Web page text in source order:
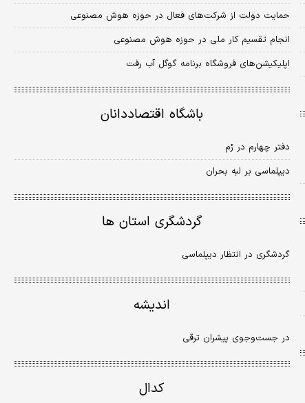
حمایت دولت از شرکت‌های فعال در حوزه هوش مصنوعی
انجام تقسیم کار ملی در حوزه هوش مصنوعی
اپلیکیشن‌های فروشگاه برنامه گوگل آب رفت
باشگاه اقتصاددانان
دفتر چهارم در رُم
دیپلماسی بر لبه بحران
گردشگری استان ها
گردشگری در انتظار دیپلماسی
اندیشه
در جست‌وجوی پیشران ترقی
کدال